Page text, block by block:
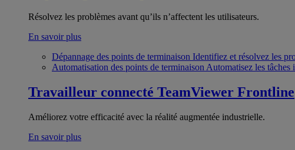
Résolvez les problèmes avant qu’ils n’affectent les utilisateurs.
En savoir plus
Dépannage des points de terminaison Identifiez et résolvez les
Automatisation des points de terminaison Automatisez les tâches
Travailleur connecté TeamViewer Frontline
Améliorez votre efficacité avec la réalité augmentée industrielle.
En savoir plus